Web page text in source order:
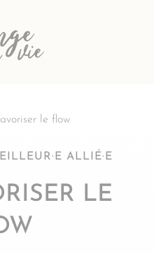
le flow
ALLIÉ·E
LE